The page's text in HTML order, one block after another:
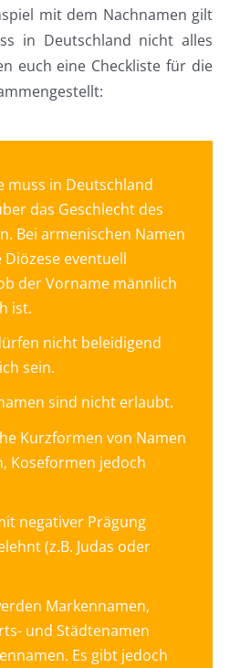
mit dem Nachnamen gilt
in Deutschland nicht alles
euch eine Checkliste für die
muss in Deutschland
das Geschlecht des
Bei armenischen Namen
Diözese eventuell
der Vorname männlich
ist.
nicht beleidigend
sein.
sind nicht erlaubt.
Kurzformen von Namen
Koseformen jedoch
negativer Prägung
(z.B. Judas oder
Markennamen,
und Städtenamen
Es gibt jedoch